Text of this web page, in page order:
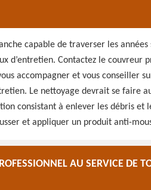
capable de traverser les
d’entretien. Contactez le couvreur
accompagner et vous conseiller
Le nettoyage devrait se faire
consistant à enlever les débris et
et appliquer un produit anti-
AU SERVICE DE